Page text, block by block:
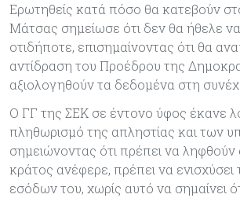
Ερωτηθείς κατά πόσο θα κατεβούν
Μάτσας σημείωσε ότι δεν θα ήθελε
οτιδήποτε, επισημαίνοντας ότι θα
αντίδραση του Προέδρου της
αξιολογηθούν τα δεδομένα στη
Ο ΓΓ της ΣΕΚ σε έντονο ύφος έκανε
πληθωρισμό της απληστίας και των
σημειώνοντας ότι πρέπει να
κράτος ανέφερε, πρέπει να ενισχύσει
εσόδων του, χωρίς αυτό να σημαίνει